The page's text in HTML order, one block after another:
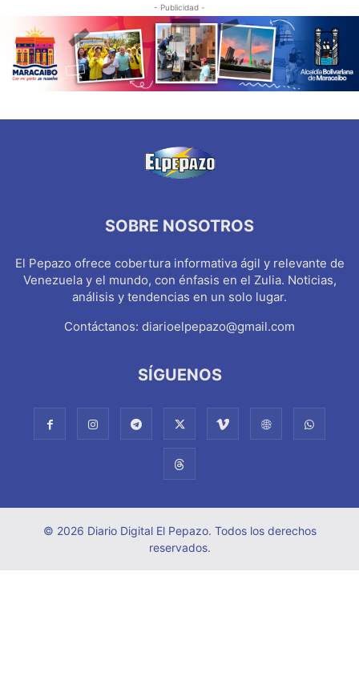
- Publicidad -
SOBRE NOSOTROS
El Pepazo ofrece cobertura informativa ágil y relevante de
Venezuela y el mundo, con énfasis en el Zulia. Noticias,
análisis y tendencias en un solo lugar.
Contáctanos: diarioelpepazo@gmail.com
SÍGUENOS
© 2026 Diario Digital El Pepazo. Todos los derechos
reservados.